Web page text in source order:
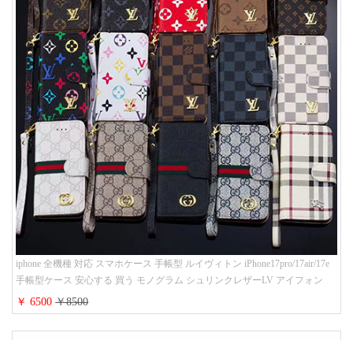
iphone 全機種 対応 スマホケース 手帳型 ルイヴィトン iPhone17pro/17air/17e
手帳型ケース 安心する 買う モノグラム シュリンクレザーLV アイフォン
16/16promaxスマホケース 手帳 多機能 グッチiphone15pro/14/13携帯ケース 大
人 レディース メンズ ストラップ付き
￥ 6500￥8500